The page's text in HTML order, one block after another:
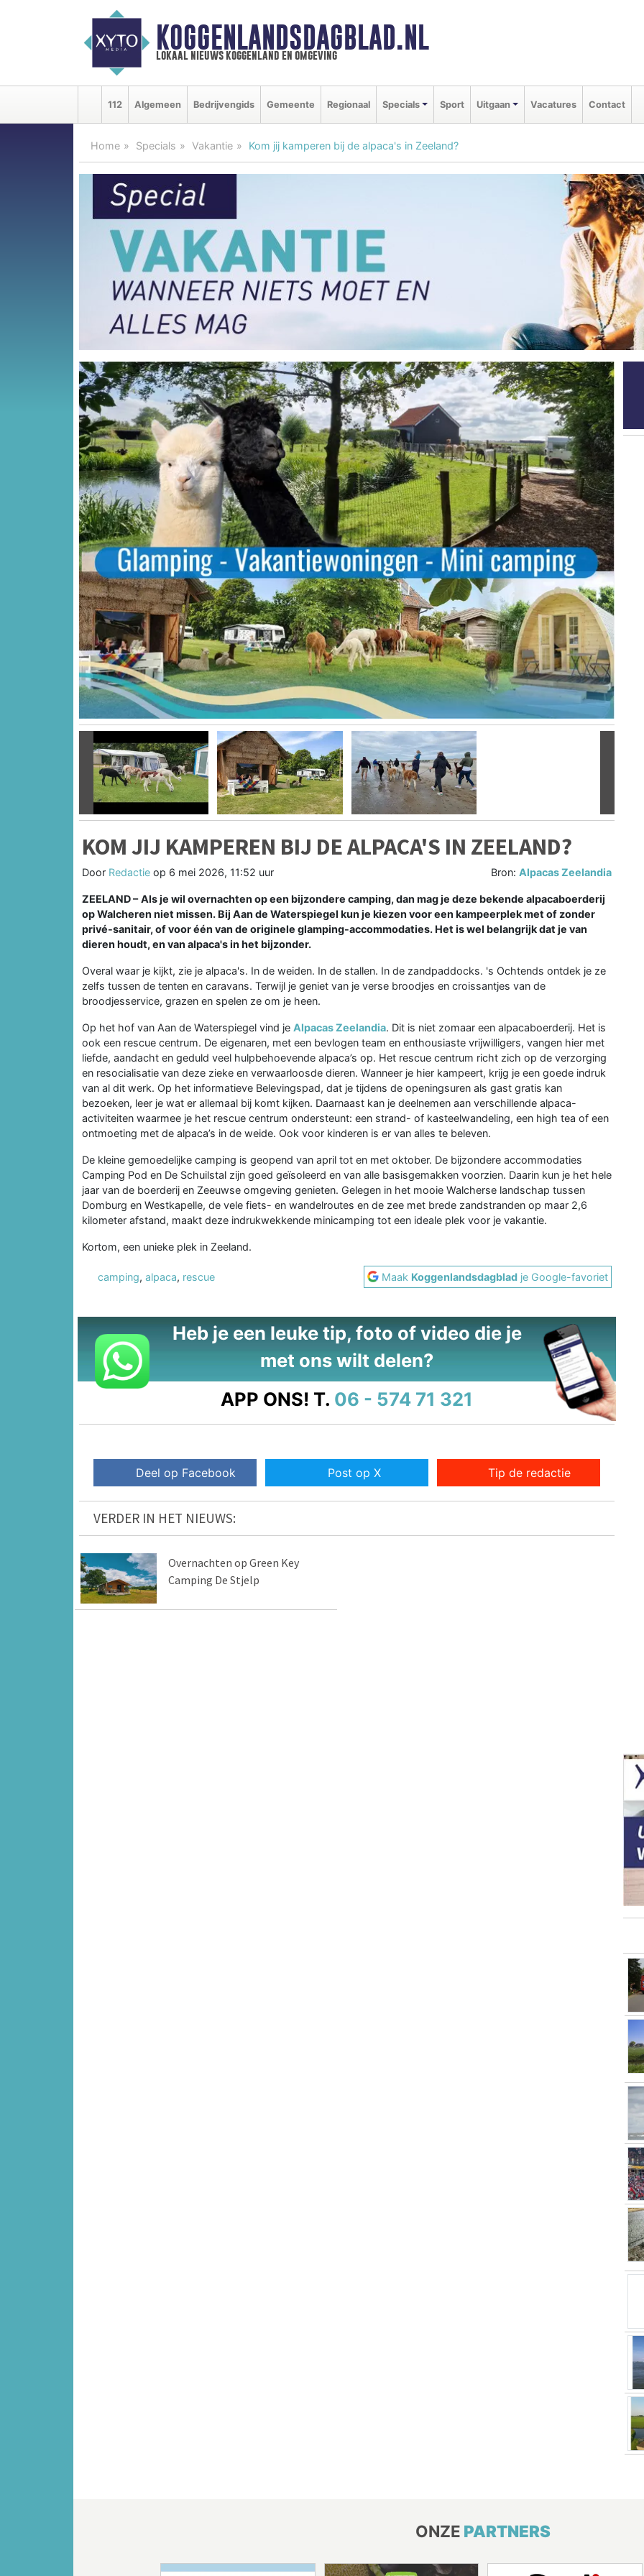
KOGGENLANDSDAGBLAD.NL
lokaal nieuws koggenland en omgeving
112 Algemeen Bedrijvengids Gemeente Regionaal Specials Sport Uitgaan Vacatures Contact
Home Specials Vakantie Kom jij kamperen bij de alpaca's in Zeeland?
Vorige
KOM JIJ KAMPEREN BIJ DE ALPACA'S IN ZEELAND?
Door Redactie op 6 mei 2026, 11:52 uur Bron:Alpacas Zeelandia
ZEELAND – Als je wil overnachten op een bijzondere camping, dan mag je deze bekende alpacaboerderij
op Walcheren niet missen. Bij Aan de Waterspiegel kun je kiezen voor een kampeerplek met of zonder
privé-sanitair, of voor één van de originele glamping-accommodaties. Het is wel belangrijk dat je van
dieren houdt, en van alpaca's in het bijzonder.
Overal waar je kijkt, zie je alpaca's. In de weiden. In de stallen. In de zandpaddocks. 's Ochtends ontdek je ze
zelfs tussen de tenten en caravans. Terwijl je geniet van je verse broodjes en croissantjes van de
broodjesservice, grazen en spelen ze om je heen.
Op het hof van Aan de Waterspiegel vind je Alpacas Zeelandia. Dit is niet zomaar een alpacaboerderij. Het is
ook een rescue centrum. De eigenaren, met een bevlogen team en enthousiaste vrijwilligers, vangen hier met
liefde, aandacht en geduld veel hulpbehoevende alpaca’s op. Het rescue centrum richt zich op de verzorging
en resocialisatie van deze zieke en verwaarloosde dieren. Wanneer je hier kampeert, krijg je een goede indruk
van al dit werk. Op het informatieve Belevingspad, dat je tijdens de openingsuren als gast gratis kan
bezoeken, leer je wat er allemaal bij komt kijken. Daarnaast kan je deelnemen aan verschillende alpaca-
activiteiten waarmee je het rescue centrum ondersteunt: een strand- of kasteelwandeling, een high tea of een
ontmoeting met de alpaca’s in de weide. Ook voor kinderen is er van alles te beleven.
De kleine gemoedelijke camping is geopend van april tot en met oktober. De bijzondere accommodaties
Camping Pod en De Schuilstal zijn goed geïsoleerd en van alle basisgemakken voorzien. Daarin kun je het hele
jaar van de boerderij en Zeeuwse omgeving genieten. Gelegen in het mooie Walcherse landschap tussen
Domburg en Westkapelle, de vele fiets- en wandelroutes en de zee met brede zandstranden op maar 2,6
kilometer afstand, maakt deze indrukwekkende minicamping tot een ideale plek voor je vakantie.
Kortom, een unieke plek in Zeeland.
camping, alpaca, rescue Maak Koggenlandsdagblad je Google-favoriet
Heb je een leuke tip, foto of video die je
met ons wilt delen?
APP ONS! T. 06 - 574 71 321
Deel op Facebook Post op X Tip de redactie
VERDER IN HET NIEUWS:
Overnachten op Green Key
Camping De Stjelp
ONZE PARTNERS